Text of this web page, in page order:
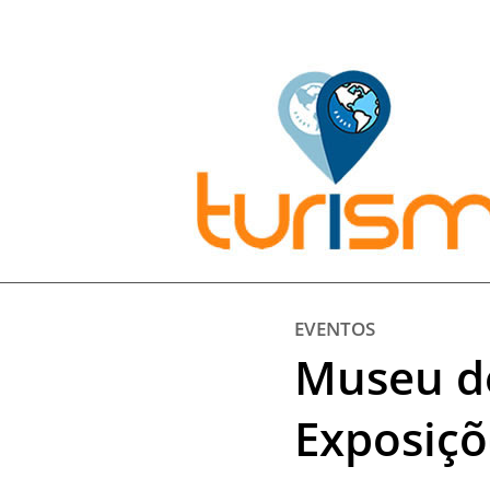
Pesquisar:
EVENTOS
Museu